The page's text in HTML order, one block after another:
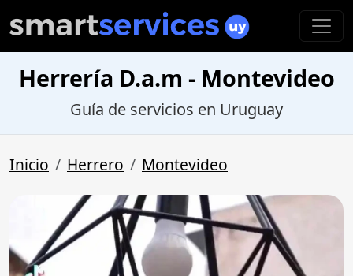
Herrería D.a.m - Montevideo
Guía de servicios en Uruguay
Inicio Herrero Montevideo